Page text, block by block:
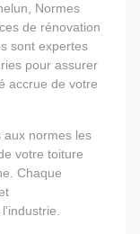
Normes
de rénovation
sont expertes
pour assurer
accrue de votre
aux normes les
votre toiture
Chaque